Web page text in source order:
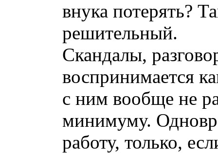
внука потерять?
решительный.
Скандалы,
воспринимается
с ним вообще не
минимуму.
работу, только,